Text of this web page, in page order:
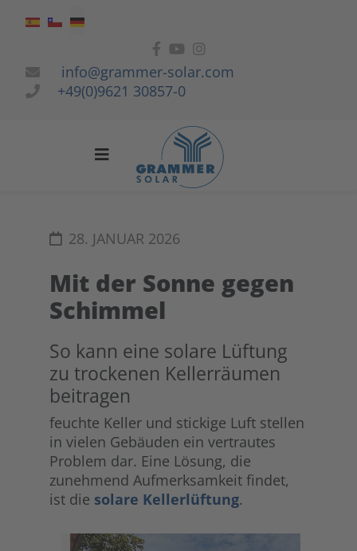
Sprache auswählen
info@grammer-solar.com
+49(0)9621 30857-0
28. JANUAR 2026
Mit der Sonne gegen
Schimmel
So kann eine solare Lüftung
zu trockenen Kellerräumen
beitragen
feuchte Keller und stickige Luft stellen
in vielen Gebäuden ein vertrautes
Problem dar. Eine Lösung, die
zunehmend Aufmerksamkeit findet,
ist die solare Kellerlüftung.